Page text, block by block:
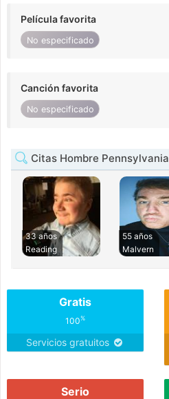
Película favorita
No especificado
Canción favorita
No especificado
Citas Hombre Pennsylvania
33 años
Reading
55 años
Malvern
Gratis
100%
Servicios gratuitos
Serio